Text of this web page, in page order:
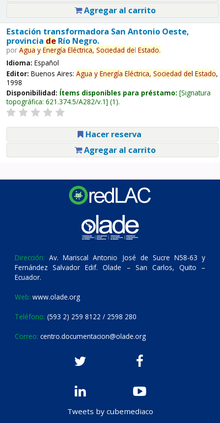
Agregar al carrito
Estación transformadora San Antonio Oeste,
provincia deRío Negro.
por Agua y Energía Eléctrica, Sociedad del Estado.
Idioma: Español
Editor: Buenos Aires: Agua y Energía Eléctrica, Sociedad del Estado,
1998
Disponibilidad: Ítems disponibles para préstamo: Signatura
topográfica: 621.374.5/A282/v.1 (1).
Hacer reserva
Agregar al carrito
Dirección: Av. Mariscal Antonio José de Sucre N58-63 y
Fernández Salvador Edif. Olade – San Carlos, Quito –
Ecuador.
Web: www.olade.org
Teléfono: (593 2) 259 8122 / 2598 280
Correo: centro.documentacion@olade.org
Tweets by cubemediaco